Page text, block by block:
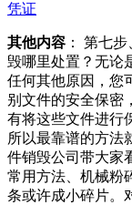
凭证
其他内容 ： 第七
毁哪里处置？无论
任何其他原因，您
别文件的安全保密
有将这些文件进行
所以最靠谱的方法
件销毁公司带大家
常用方法、机械粉
条或许成小碎片。